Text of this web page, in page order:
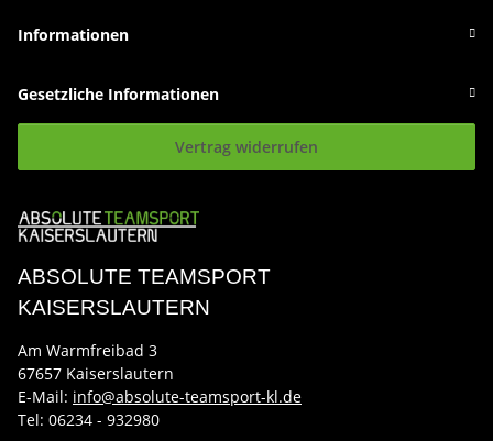
Informationen
Gesetzliche Informationen
Vertrag widerrufen
ABSOLUTE TEAMSPORT
KAISERSLAUTERN
Am Warmfreibad 3
67657 Kaiserslautern
E-Mail: info@absolute-teamsport-kl.de
Tel: 06234 - 932980